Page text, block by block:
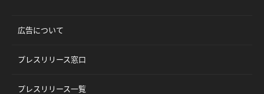
広告について
プレスリリース窓口
プレスリリース一覧